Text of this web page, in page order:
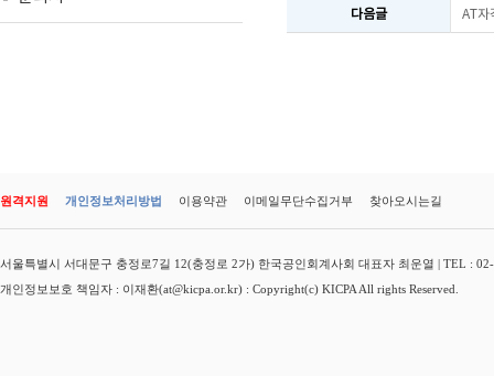
다음글 AT자
원격지원 개인정보처리방법 이용약관 이메일무단수집거부 찾아오시는길
서울특별시 서대문구 충정로7길 12(충정로 2가) 한국공인회계사회 대표자 최운열 | TEL :
개인정보보호 책임자 : 이재환(at@kicpa.or.kr) : Copyright(c) KICPA All rights Reserved.